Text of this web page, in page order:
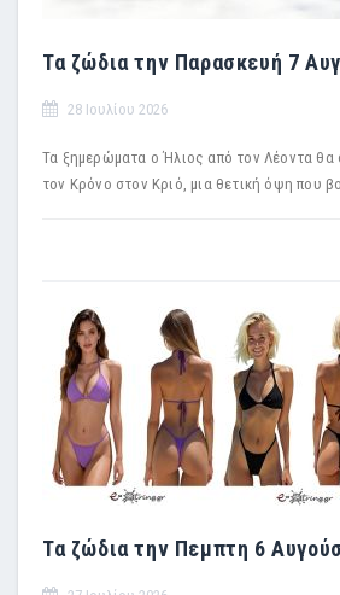
Τα ζώδια την Παρασκευή 7
28 Ιουλίου 2026
Τα ξημερώματα ο Ήλιος από τον Λέοντα θα
τον Κρόνο στον Κριό, μια θετική όψη που
Τα ζώδια την Πεμπτη 6